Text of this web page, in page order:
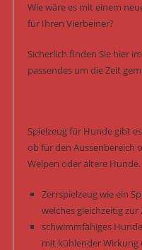
Wie wäre es mit einem
für Ihren Vierbeiner?
Sicherlich finden Sie hier
passendes um die Zeit
Spielzeug für Hunde gibt
ob für den Aussenbereich
Welpen oder ältere Hunde.
Zerrspielzeug wie ein
welches gleichzeitig
schwimmfähiges
mit kühlender Wirkung